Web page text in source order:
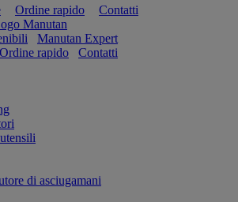
Ordine rapido Contatti
Manutan Expert
Ordine rapido
Contatti
di asciugamani